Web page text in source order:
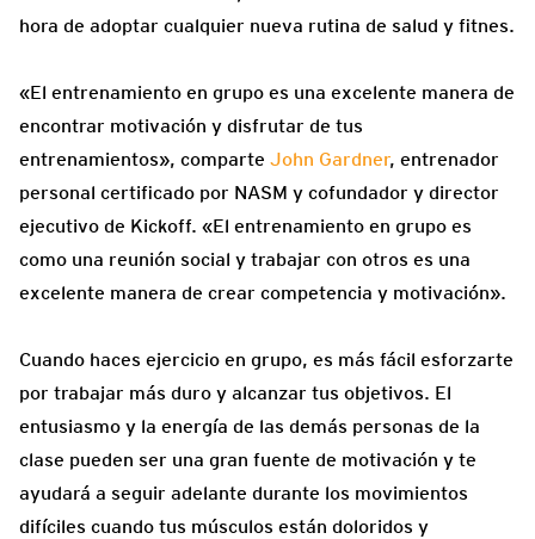
hora de adoptar cualquier nueva rutina de salud y fitnes.
«El entrenamiento en grupo es una excelente manera de
encontrar motivación y disfrutar de tus
entrenamientos», comparte John Gardner, entrenador
personal certificado por NASM y cofundador y director
ejecutivo de Kickoff. «El entrenamiento en grupo es
como una reunión social y trabajar con otros es una
excelente manera de crear competencia y motivación».
Cuando haces ejercicio en grupo, es más fácil esforzarte
por trabajar más duro y alcanzar tus objetivos. El
entusiasmo y la energía de las demás personas de la
clase pueden ser una gran fuente de motivación y te
ayudará a seguir adelante durante los movimientos
difíciles cuando tus músculos están doloridos y